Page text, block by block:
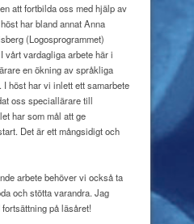
att fortbilda oss med hjälp av
har bland annat Anna
(Logosprogrammet)
vårt vardagliga arbete här i
en ökning av språkliga
höst har vi inlett ett samarbete
oss speciallärare till
har som mål att ge
Det är ett mångsidigt och
arbete behöver vi också ta
och stötta varandra. Jag
på läsåret!